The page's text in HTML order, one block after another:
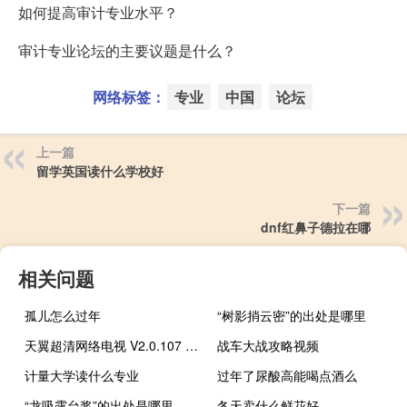
如何提高审计专业水平？
审计专业论坛的主要议题是什么？
网络标签： 专业 中国 论坛
上一篇
留学英国读什么学校好
下一篇
dnf红鼻子德拉在哪
相关问题
孤儿怎么过年
“树影捎云密”的出处是哪里
天翼超清网络电视 V2.0.107 官方安装版（天翼超清网络电视 V2.0.107 官方安装版功能简介）
战车大战攻略视频
计量大学读什么专业
过年了尿酸高能喝点酒么